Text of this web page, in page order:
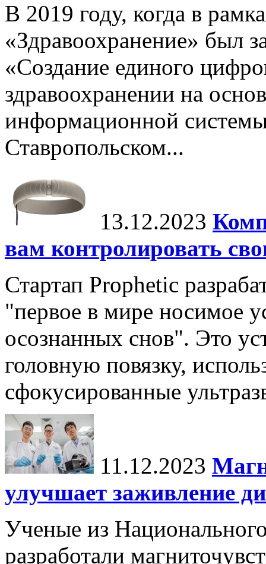
В 2019 году, когда в
«Здравоохранение» был
«Создание единого
здравоохранении на
информационной
Ставропольском...
13.12.2023
вам контролировать
Стартап Prophetic
"первое в мире носимое
осознанных снов". Это
головную повязку,
сфокусированные
11.12.2023
улучшает заживление
Ученые из
разработали